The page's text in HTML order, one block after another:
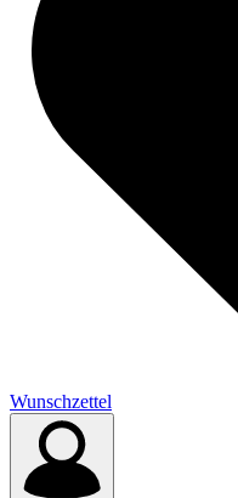
Wunschzettel